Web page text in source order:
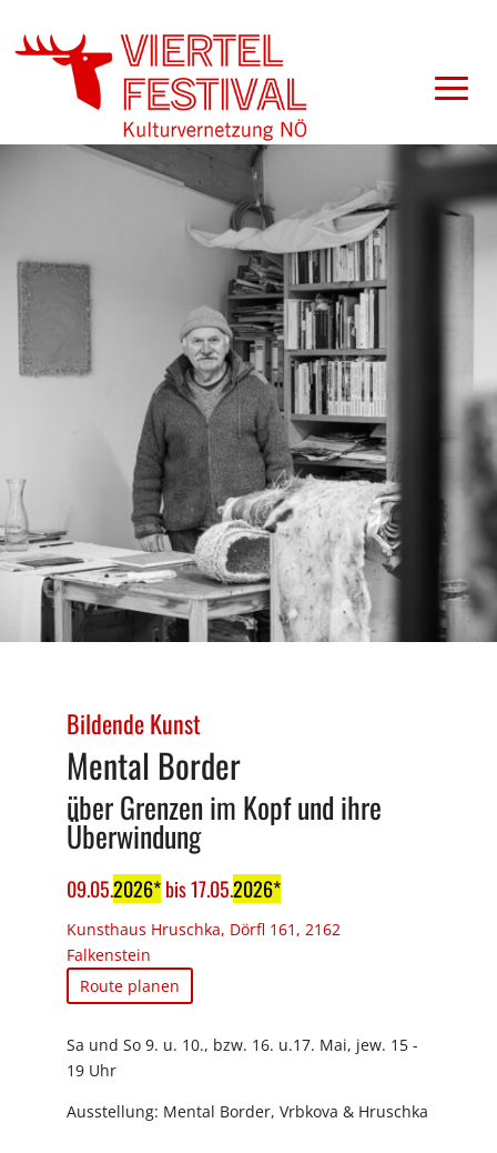
Bildende Kunst
Mental Border
über Grenzen im Kopf und ihre
Überwindung
09.05.2026 bis17.05.2026
Kunsthaus Hruschka, Dörfl 161, 2162
Falkenstein
Route planen
Sa und So 9. u. 10., bzw. 16. u.17. Mai, jew. 15 -
19 Uhr
Ausstellung: Mental Border, Vrbkova & Hruschka